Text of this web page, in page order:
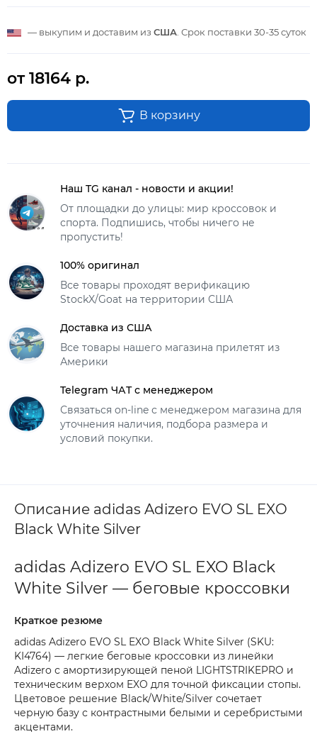
— выкупим и доставим из США . Срок поставки 30-35 суток
от 18164 р.
В корзину
Наш TG канал - новости и акции!
От площадки до улицы: мир кроссовок и
спорта. Подпишись, чтобы ничего не
пропустить!
100% оригинал
Все товары проходят верификацию
StockX/Goat на территории США
Доставка из США
Все товары нашего магазина прилетят из
Америки
Telegram ЧАТ с менеджером
Связаться on-line с менеджером магазина для
уточнения наличия, подбора размера и
условий покупки.
Описание adidas Adizero EVO SL EXO
Black White Silver
adidas Adizero EVO SL EXO Black
White Silver — беговые кроссовки
Краткое резюме
adidas Adizero EVO SL EXO Black White Silver (SKU:
KI4764) — легкие беговые кроссовки из линейки
Adizero с амортизирующей пеной LIGHTSTRIKEPRO и
техническим верхом EXO для точной фиксации стопы.
Цветовое решение Black/White/Silver сочетает
черную базу с контрастными белыми и серебристыми
акцентами.